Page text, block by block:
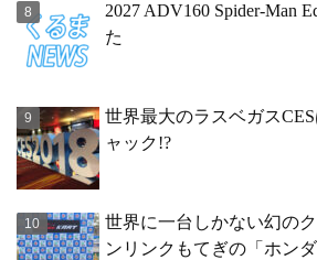
2027 ADV160 Spider-Man
た
世界最大のラスベガス
ャック!?
世界に一台しかない幻の
ンリンクもてぎの「ホン